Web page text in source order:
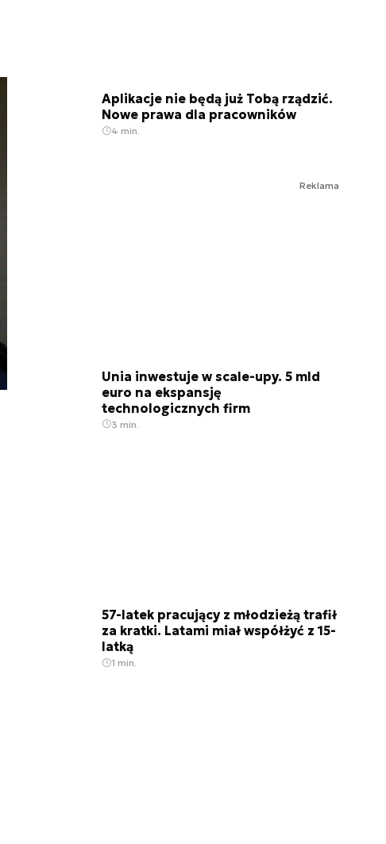
Aplikacje nie będą już Tobą rządzić.
Nowe prawa dla pracowników
4 min.
Reklama
Unia inwestuje w scale-upy. 5 mld
euro na ekspansję
technologicznych firm
3 min.
57-latek pracujący z młodzieżą trafił
za kratki. Latami miał współżyć z 15-
latką
1 min.